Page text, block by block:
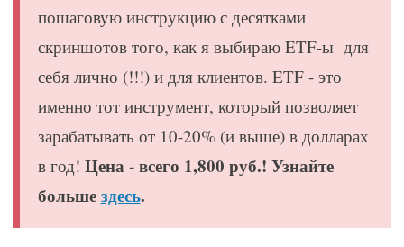
пошаговую инструкцию с десятками
скриншотов того, как я выбираю ETF-ы для
себя лично (!!!) и для клиентов. ETF - это
именно тот инструмент, который позволяет
зарабатывать от 10-20% (и выше) в долларах
в год! Цена - всего 1,800 руб.! Узнайте
большездесь.